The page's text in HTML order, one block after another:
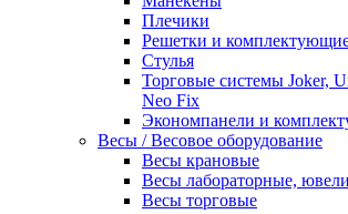
Плечики
Решетки и
Стулья
Торговые системы Joker,
Neo Fix
Экономпанели и
Весы / Весовое оборудование
Весы крановые
Весы лабораторные,
Весы торговые